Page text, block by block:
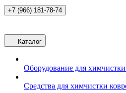
+7 (966) 181-78-74
Каталог
Оборудование для
Средства для химчистки